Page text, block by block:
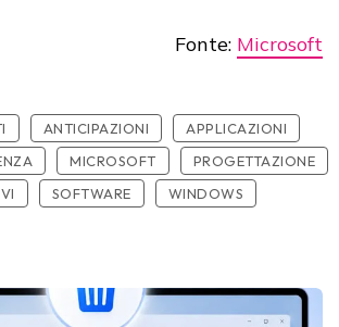
Fonte: Microsoft
ANTICIPAZIONI
APPLICAZIONI
MICROSOFT
PROGETTAZIONE
SOFTWARE
WINDOWS